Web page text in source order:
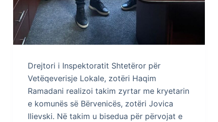
Drejtori i Inspektoratit Shtetëror për
Vetëqeverisje Lokale, zotëri Haqim
Ramadani realizoi takim zyrtar me kryetarin
e komunës së Bërvenicës, zotëri Jovica
Ilievski. Në takim u bisedua për përvojat e